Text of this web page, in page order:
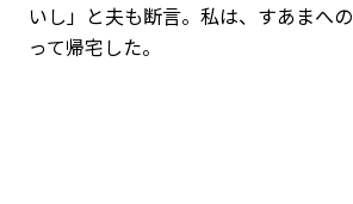
いし」と夫も断言。私は、すあまへ
って帰宅した。